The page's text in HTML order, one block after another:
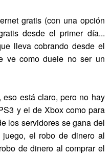
gratis (con una opción
desde el primer día...
lleva cobrando desde el
ve como duele no ser un
está claro, pero no hay
y el de Xbox como para
los servidores se gana del
el robo de dinero al
de dinero al comprar el